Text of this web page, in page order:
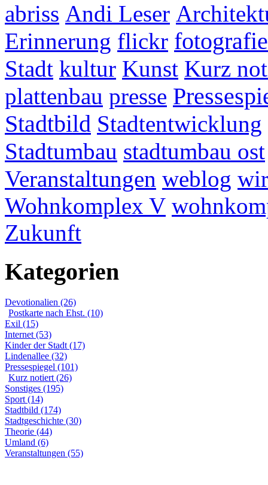
abriss Andi Leser
Erinnerung flickr fotografie
Stadt kultur Kunst Kurz
plattenbau presse
Stadtbild Stadtentwicklung
Stadtumbau stadtumbau ost
Veranstaltungen weblog
Wohnkomplex V
Zukunft
Kategorien
Devotionalien (26)
Postkarte nach Ehst. (10)
Exil (15)
Internet (53)
Kinder der Stadt (17)
Lindenallee (32)
Pressespiegel (101)
Kurz notiert (26)
Sonstiges (195)
Sport (14)
Stadtbild (174)
Stadtgeschichte (30)
Theorie (44)
Umland (6)
Veranstaltungen (55)